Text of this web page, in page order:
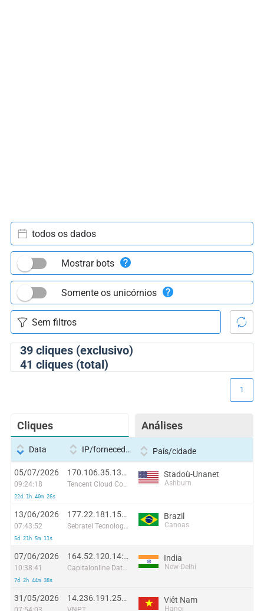
39cliques (exclusivo)
41 cliques (total)
todos os dados
Mostrar bots
Somente os unicórnios
Cliques Análises
1
Data IP/fornecedor País/cidade
05/07/2026
09:24:18
22d 1h 40m 26s
170.106.35.137:35722
Tencent Cloud Computing (Beijing) Co
Stadoù-Unanet
Ashburn
13/06/2026
07:43:52
5d 21h 5m 11s
177.22.181.154:37688
Sebratel Tecnologia Ltda
Brazil
Canoas
07/06/2026
10:38:41
7d 2h 44m 38s
164.52.120.14:8836
Capitalonline Data Service (HK) Co
India
New Delhi
31/05/2026 14.236.191.250:48969 Viêt Nam
Hanoi